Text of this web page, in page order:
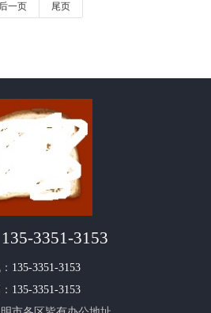
后一页 尾页
135-3351-3153
135-3351-3153
135-3351-3153